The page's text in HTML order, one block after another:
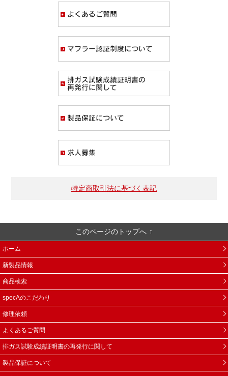
特定商取引法に基づく表記
このページのトップへ
ホーム
新製品情報
商品検索
specAのこだわり
修理依頼
よくあるご質問
排ガス試験成績証明書の再発行に関して
製品保証について